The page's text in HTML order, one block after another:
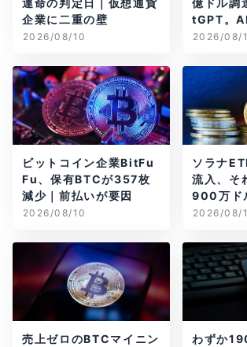
運命の判定日｜仮想通貨
企業に二重の壁
2026/08/10
億ドル調
tGPT。
聞き方次
2026/08/
ビットコイン企業BitFu
Fu、保有BTCが357枚
減少｜前払いが要因
2026/08/10
ソラナ
流入、そ
900万ド
2026/08/
売上ゼロのBTCマイニン
わずか